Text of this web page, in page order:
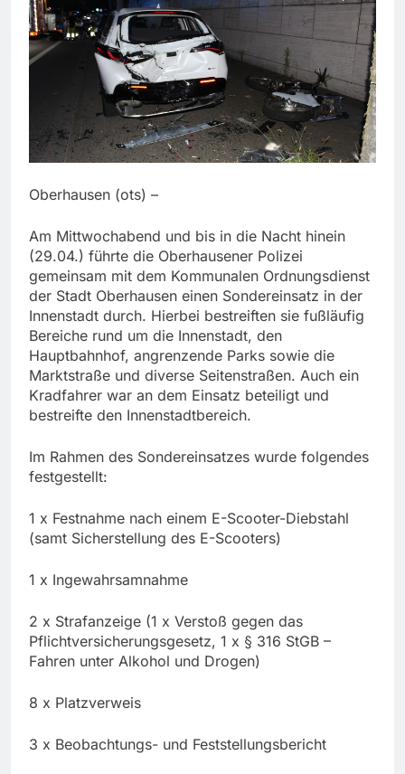
Oberhausen (ots) –
Am Mittwochabend und bis in die Nacht hinein
(29.04.) führte die Oberhausener Polizei
gemeinsam mit dem Kommunalen Ordnungsdienst
der Stadt Oberhausen einen Sondereinsatz in der
Innenstadt durch. Hierbei bestreiften sie fußläufig
Bereiche rund um die Innenstadt, den
Hauptbahnhof, angrenzende Parks sowie die
Marktstraße und diverse Seitenstraßen. Auch ein
Kradfahrer war an dem Einsatz beteiligt und
bestreifte den Innenstadtbereich.
Im Rahmen des Sondereinsatzes wurde folgendes
festgestellt:
1 x Festnahme nach einem E-Scooter-Diebstahl
(samt Sicherstellung des E-Scooters)
1 x Ingewahrsamnahme
2 x Strafanzeige (1 x Verstoß gegen das
Pflichtversicherungsgesetz, 1 x § 316 StGB –
Fahren unter Alkohol und Drogen)
8 x Platzverweis
3 x Beobachtungs- und Feststellungsbericht